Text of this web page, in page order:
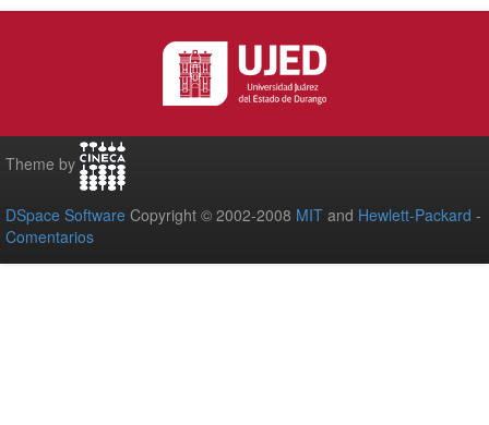
Theme by
DSpace Software Copyright © 2002-2008 MIT and Hewlett-Packard -
Comentarios